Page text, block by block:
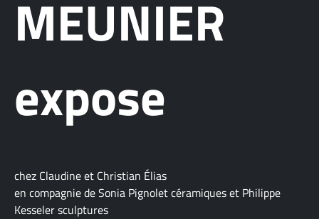
MEUNIER
expose
chez Claudine et Christian Élias
en compagnie de Sonia Pignolet céramiques et Philippe
Kesseler sculptures